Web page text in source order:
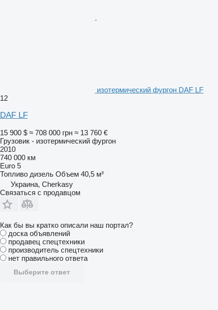
изотермический фургон DAF LF
12
DAF LF
15 900 $ ≈ 708 000 грн ≈ 13 760 €
Грузовик - изотермический фургон
2010
740 000 км
Euro 5
Топливо дизель Объем 40,5 м³
Украина, Cherkasy
Связаться с продавцом
Как бы вы кратко описали наш портал?
доска объявлений
продавец спецтехники
производитель спецтехники
нет правильного ответа
Выберите ответ